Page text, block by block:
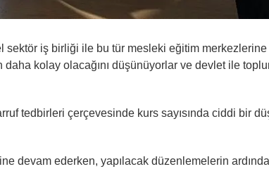
sektör iş birliği ile bu tür mesleki eğitim merkezlerine
kolay olacağını düşünüyorlar ve devlet ile
tedbirleri çerçevesinde kurs sayısında ciddi bir
devam ederken, yapılacak düzenlemelerin